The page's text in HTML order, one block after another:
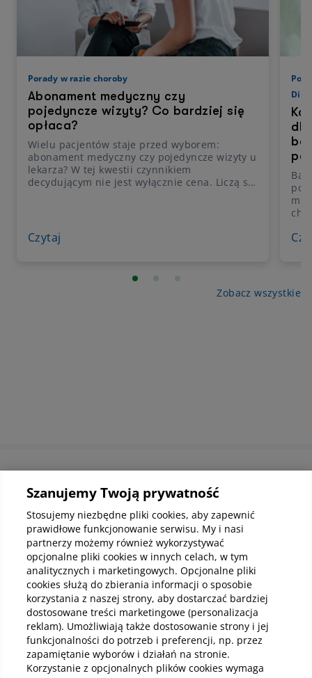
Porady w razie choroby
Abonament medyczny czy
pojedyncze wizyty? Co bardziej się
opłaca?
Wielu pacjentów staje przed wyborem:
abonament medyczny czy pojedyncze wizyty u
lekarza? W tej kwestii czynnikiem
decydującym nie jest wyłącznie cena. Liczą się
korzyści abonamentu medycznego i czy jego
wybór rzeczywiście się opłaca.
Czytaj
Zobacz wszystkie
Informacje korporacyjne
Kup abonamenty online
Kup online
Pobierz aplikację mobilną
Szanujemy Twoją prywatność
Stosujemy niezbędne pliki cookies, aby zapewnić
prawidłowe funkcjonowanie serwisu. My i nasi
partnerzy możemy również wykorzystywać
opcjonalne pliki cookies w innych celach, w tym
analitycznych i marketingowych. Opcjonalne pliki
cookies służą do zbierania informacji o sposobie
korzystania z naszej strony, aby dostarczać bardziej
dostosowane treści marketingowe (personalizacja
reklam). Umożliwiają także dostosowanie strony i jej
funkcjonalności do potrzeb i preferencji, np. przez
zapamiętanie wyborów i działań na stronie.
Korzystanie z opcjonalnych plików cookies wymaga